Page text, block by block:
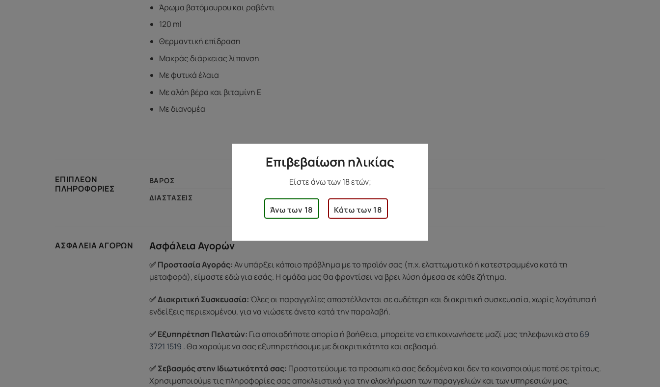
Άρωμα βατόμουρου και ραβέντι
120 ml
Θερμαντική επίδραση
Μακράς διάρκειας λίπανση
Με φυτικά έλαια
Με αλόη βέρα και βιταμίνη Ε
Με διανομέα
ΕΠΙΠΛΈΟΝ
ΠΛΗΡΟΦΟΡΊΕΣ
ΒΆΡΟΣ
186 γρ.
ΔΙΑΣΤΆΣΕΙΣ
4,5 × 16,5 × 4,5 εκ.
ΑΣΦΆΛΕΙΑ ΑΓΟΡΏΝ Ασφάλεια Αγορών
✅ Προστασία Αγοράς:Αν υπάρξει κάποιο πρόβλημα με το προϊόν σας (π.χ. ελαττωματικό ή κατεστραμμένο κατά τη
μεταφορά), είμαστε εδώ για εσάς. Η ομάδα μας θα φροντίσει να βρει λύση άμεσα σε κάθε ζήτημα.
✅ Διακριτική Συσκευασία:Όλες οι παραγγελίες αποστέλλονται σε ουδέτερη και διακριτική συσκευασία, χωρίς λογότυπα ή
ενδείξεις περιεχομένου, για να νιώσετε άνετα κατά την παραλαβή.
✅ Εξυπηρέτηση Πελατών: Για οποιαδήποτε απορία ή βοήθεια, μπορείτε να επικοινωνήσετε μαζί μας τηλεφωνικά στο69
3721 1519 . Θα χαρούμε να σας εξυπηρετήσουμε με διακριτικότητα και σεβασμό.
✅ Σεβασμός στην Ιδιωτικότητά σας: Προστατεύουμε τα προσωπικά σας δεδομένα και δεν τα κοινοποιούμε ποτέ σε τρίτους.
Χρησιμοποιούμε τις πληροφορίες σας αποκλειστικά για την ολοκλήρωση των παραγγελιών και των υπηρεσιών μας,
Επιβεβαίωση ηλικίας
Είστε άνω των 18 ετών;
Άνω των 18 Κάτω των 18